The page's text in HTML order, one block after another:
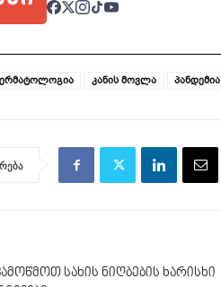
კანის მოვლა პანდემია
სახის ნიღბების ხარისხი